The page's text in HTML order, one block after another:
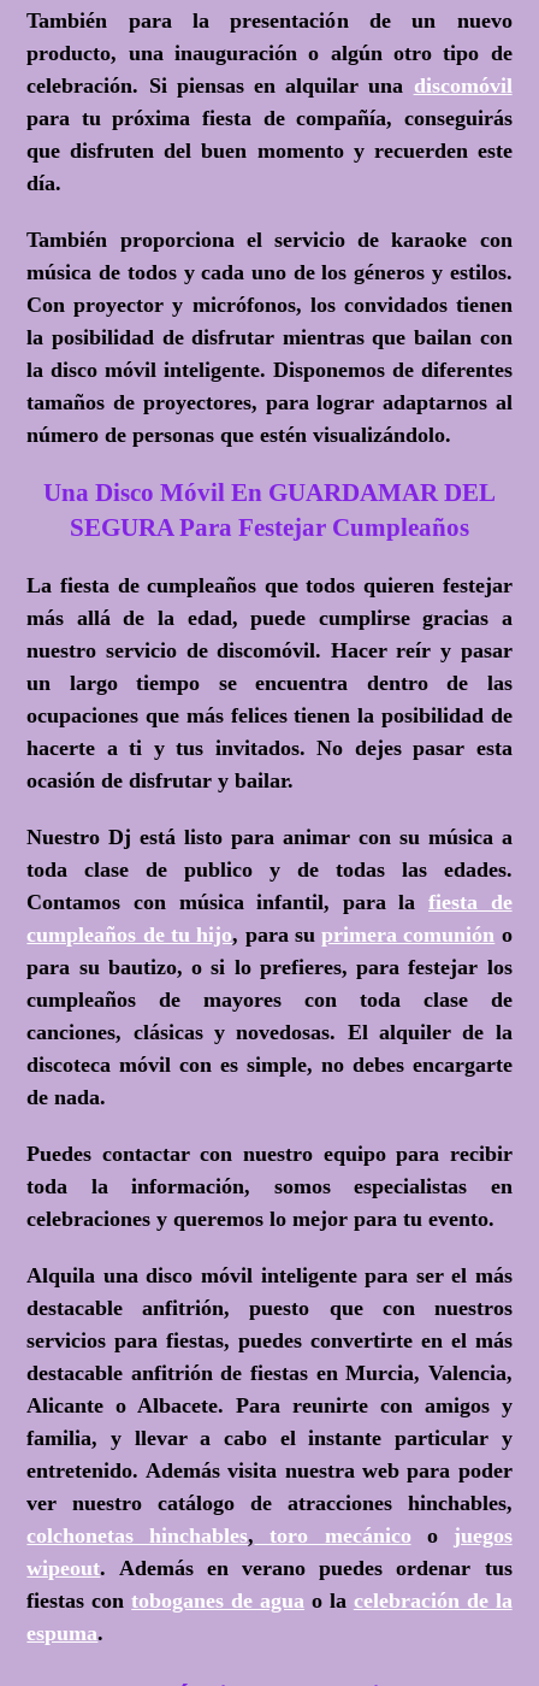
También para la presentación de un nuevo
producto, una inauguración o algún otro tipo de
celebración. Si piensas en alquilar una discomóvil
para tu próxima fiesta de compañía, conseguirás
que disfruten del buen momento y recuerden este
día.
También proporciona el servicio de karaoke con
música de todos y cada uno de los géneros y estilos.
Con proyector y micrófonos, los convidados tienen
la posibilidad de disfrutar mientras que bailan con
la disco móvil inteligente. Disponemos de diferentes
tamaños de proyectores, para lograr adaptarnos al
número de personas que estén visualizándolo.
Una Disco Móvil En GUARDAMAR DEL
SEGURA Para Festejar Cumpleaños
La fiesta de cumpleaños que todos quieren festejar
más allá de la edad, puede cumplirse gracias a
nuestro servicio de discomóvil. Hacer reír y pasar
un largo tiempo se encuentra dentro de las
ocupaciones que más felices tienen la posibilidad de
hacerte a ti y tus invitados. No dejes pasar esta
ocasión de disfrutar y bailar.
Nuestro Dj está listo para animar con su música a
toda clase de publico y de todas las edades.
Contamos con música infantil, para la fiesta de
cumpleaños de tu hijo, para suprimera comunión o
para su bautizo, o si lo prefieres, para festejar los
cumpleaños de mayores con toda clase de
canciones, clásicas y novedosas. El alquiler de la
discoteca móvil con es simple, no debes encargarte
de nada.
Puedes contactar con nuestro equipo para recibir
toda la información, somos especialistas en
celebraciones y queremos lo mejor para tu evento.
Alquila una disco móvil inteligente para ser el más
destacable anfitrión, puesto que con nuestros
servicios para fiestas, puedes convertirte en el más
destacable anfitrión de fiestas en Murcia, Valencia,
Alicante o Albacete. Para reunirte con amigos y
familia, y llevar a cabo el instante particular y
entretenido. Además visita nuestra web para poder
ver nuestro catálogo de atracciones hinchables,
colchonetas hinchables, toro mecánico o juegos
wipeout. Además en verano puedes ordenar tus
fiestas contoboganes de agua o la celebración de la
espuma.